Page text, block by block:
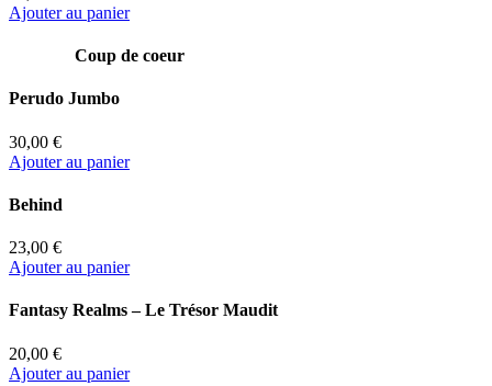
Ajouter au panier
Coup de coeur
Perudo Jumbo
30,00 €
Ajouter au panier
Behind
23,00 €
Ajouter au panier
Fantasy Realms – Le Trésor Maudit
20,00 €
Ajouter au panier